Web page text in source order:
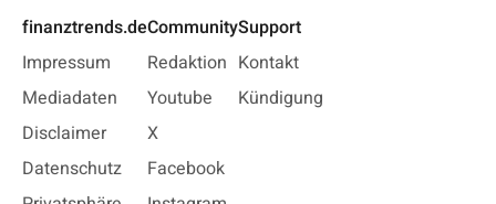
finanztrends.de
Impressum
Mediadaten
Disclaimer
Datenschutz
Community
Redaktion
Youtube
X
Facebook
Support
Kontakt
Kündigung